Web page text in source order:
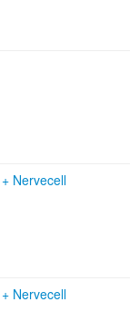
+ Nervecell
+ Nervecell